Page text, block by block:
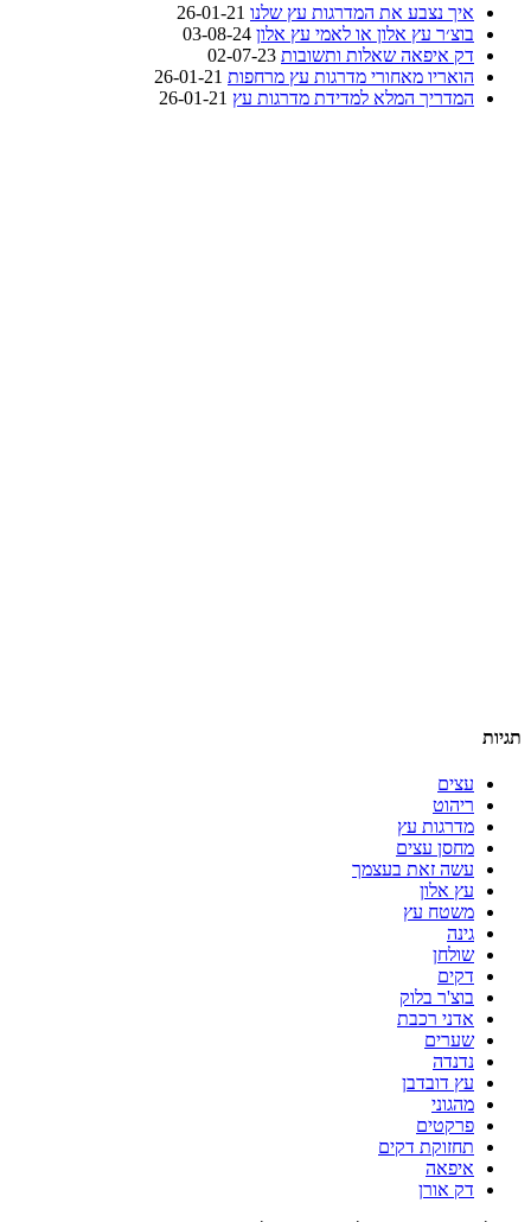
איך נצבע את המדרגות עץ שלנו 26-01-21
בוצ׳ר עץ אלון או לאמי עץ אלון 03-08-24
דק איפאה שאלות ותשובות 02-07-23
הואריו מאחורי מדרגות עץ מרחפות 26-01-21
המדריך המלא למדידת מדרגות עץ 26-01-21
תגיות
עצים
ריהוט
מדרגות עץ
מחסן עצים
עשה זאת בעצמך
עץ אלון
משטח עץ
גינה
שולחן
דקים
בוצ'ר בלוק
אדני רכבת
שערים
נדנדה
עץ דובדבן
מהגוני
פרקטים
תחזוקת דקים
איפאה
דק אורן